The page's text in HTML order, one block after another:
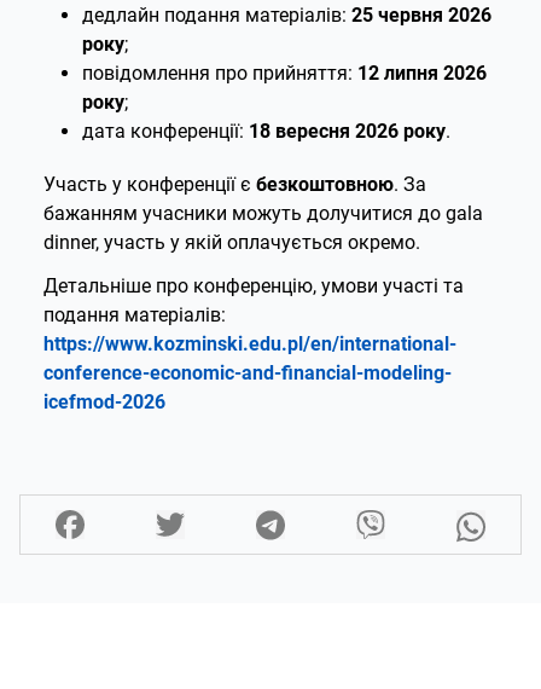
дедлайн подання матеріалів: 25 червня 2026
року;
повідомлення про прийняття: 12 липня 2026
року;
дата конференції: 18 вересня 2026 року.
Участь у конференції є безкоштовною. За
бажанням учасники можуть долучитися до gala
dinner, участь у якій оплачується окремо.
Детальніше про конференцію, умови участі та
подання матеріалів:
https://www.kozminski.edu.pl/en/international-
conference-economic-and-financial-modeling-
icefmod-2026